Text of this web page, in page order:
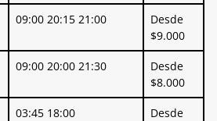
09:00 20:15 21:00
Desde
$9.000
09:00 20:00 21:30
Desde
$8.000
03:45 18:00
Desde